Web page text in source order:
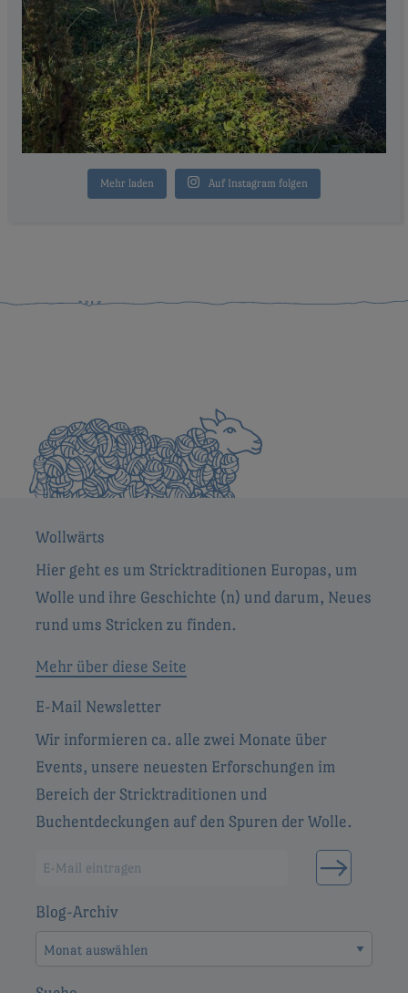
Mehr laden Auf Instagram folgen
Wollwärts
Hier geht es um Stricktraditionen Europas, um
Wolle und ihre Geschichte (n) und darum, Neues
rund ums Stricken zu finden.
Mehr über diese Seite
E-Mail Newsletter
Wir informieren ca. alle zwei Monate über
Events, unsere neuesten Erforschungen im
Bereich der Stricktraditionen und
Buchentdeckungen auf den Spuren der Wolle.
Blog-Archiv
Blog-